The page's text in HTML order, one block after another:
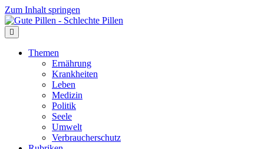
Zum Inhalt springen
Themen
Ernährung
Krankheiten
Leben
Medizin
Politik
Seele
Umwelt
Verbraucherschutz